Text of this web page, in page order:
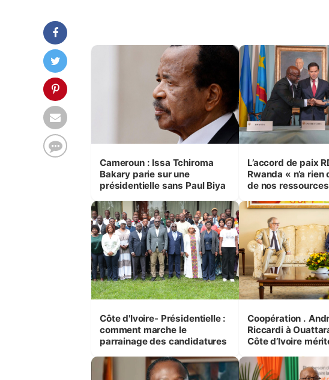
Cameroun : Issa Tchiroma
Bakary parie sur une
présidentielle sans Paul Biya
L’accord de paix
Rwanda « n’a
de nos
Côte d'Ivoire- Présidentielle :
comment marche le
parrainage des candidatures
Coopération . Andréa
Riccardi à
Côte d’Ivoire